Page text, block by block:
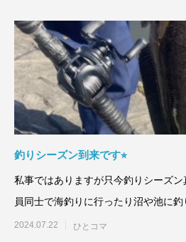
釣りシーズン到来です⭐︎
私事ではありますが只今釣りシーズ
員同士で海釣りに行ったり沼や池に釣
したり
2024.07.22 ひとコマ